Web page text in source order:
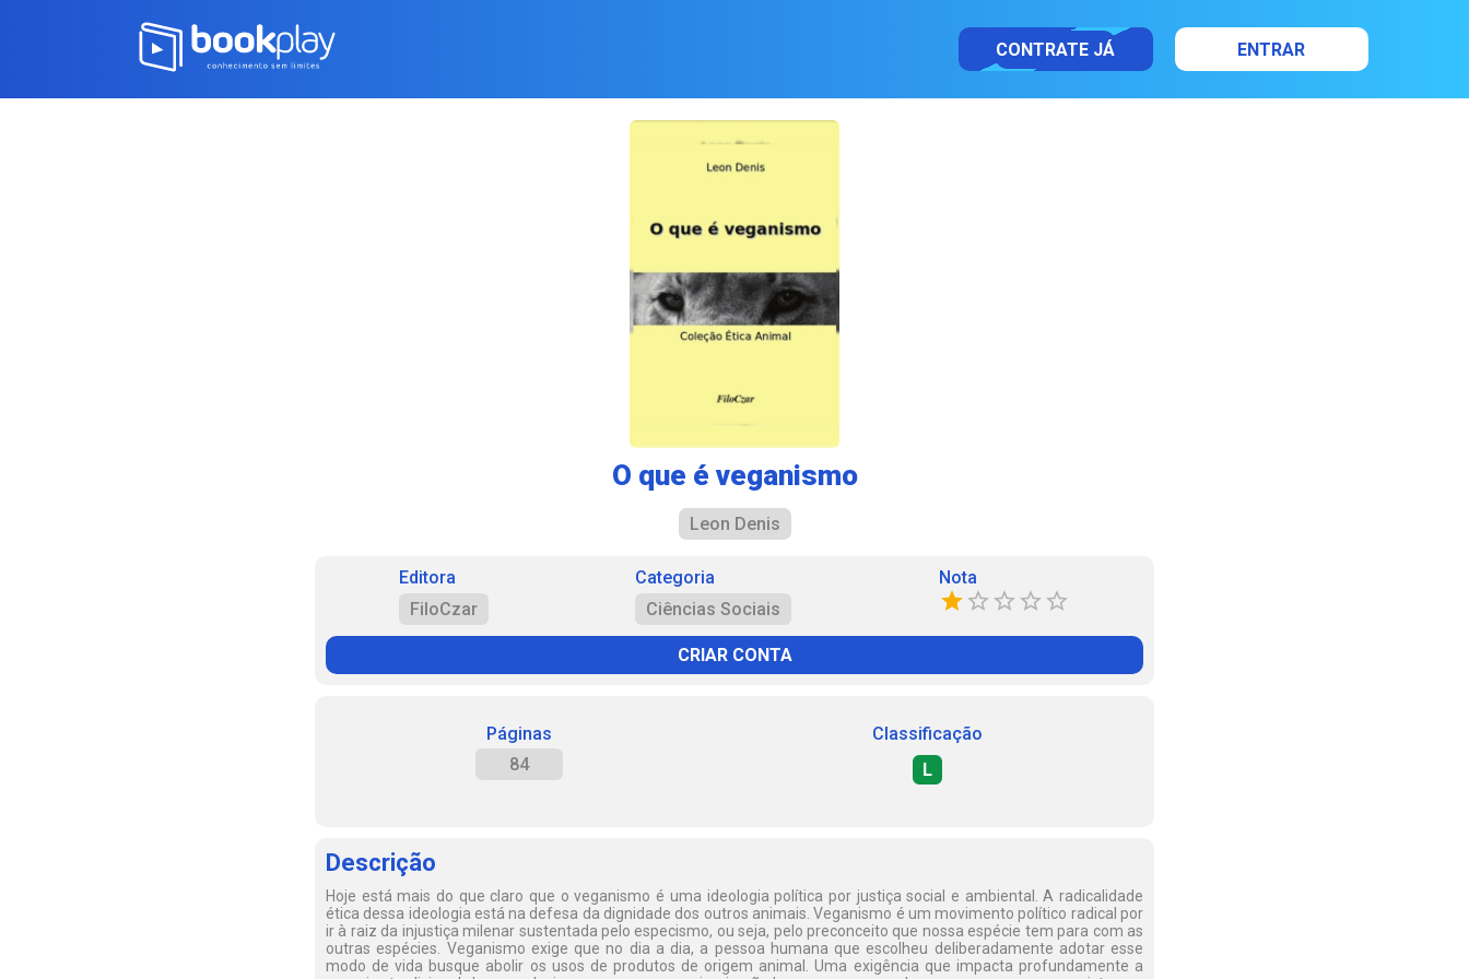
CONTRATE JÁ ENTRAR
O que é veganismo
Leon Denis
Editora
FiloCzar
Categoria
Ciências Sociais
Nota
CRIAR CONTA
Páginas
84
Classificação
L
Descrição
Hoje está mais do que claro que o veganismo é uma ideologia política por justiça social e ambiental. A radicalidade
ética dessa ideologia está na defesa da dignidade dos outros animais. Veganismo é um movimento político radical por
ir à raiz da injustiça milenar sustentada pelo especismo, ou seja, pelo preconceito que nossa espécie tem para com as
outras espécies. Veganismo exige que no dia a dia, a pessoa humana que escolheu deliberadamente adotar esse
modo de vida busque abolir os usos de produtos de origem animal. Uma exigência que impacta profundamente a